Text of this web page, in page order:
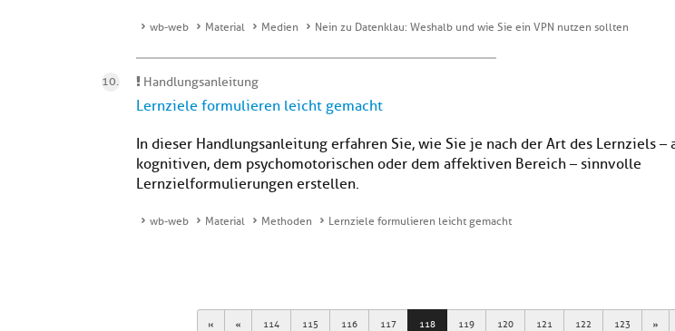
wb-web Material Medien Nein zu Datenklau: Weshalb und wie Sie ein VPN nutzen sollten
Handlungsanleitung
Lernziele formulieren leicht gemacht
In dieser Handlungsanleitung erfahren Sie, wie Sie je nach der Art des Lernziels –
kognitiven, dem psychomotorischen oder dem affektiven Bereich – sinnvolle
Lernzielformulierungen erstellen.
wb-web Material Methoden Lernziele formulieren leicht gemacht
First Previous
114 115 116 117 118 119 120 121 122 123 Next